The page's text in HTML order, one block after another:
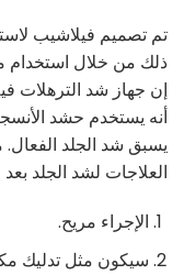
تم تصميم فيلاشيب
ذلك من خلال استخدام
إن جهاز شد
أنه يستخدم حشد
يسبق شد الجلد
العلاجات لشد الجلد
الإجراء مريح.
سيكون مثل تدليك